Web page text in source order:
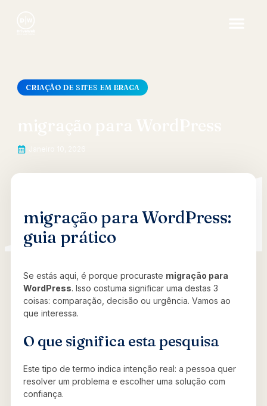
CRIAÇÃO DE SITES EM BRAGA
migração para WordPress:
guia prático
Se estás aqui, é porque procuraste migração para
WordPress. Isso costuma significar uma destas 3
coisas: comparação, decisão ou urgência. Vamos ao
que interessa.
O que significa esta pesquisa
Este tipo de termo indica intenção real: a pessoa quer
resolver um problema e escolher uma solução com
confiança.